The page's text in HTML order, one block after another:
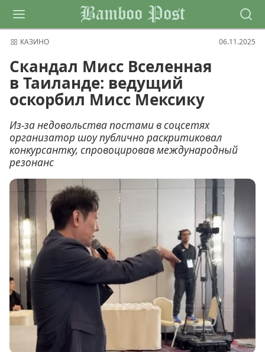
Bamboo Post
КАЗИНО 06.11.2025
Скандал Мисс Вселенная
в Таиланде: ведущий
оскорбил Мисс Мексику
Из-за недовольства постами в соцсетях
организатор шоу публично раскритиковал
конкурсантку, спровоцировав международный
резонанс